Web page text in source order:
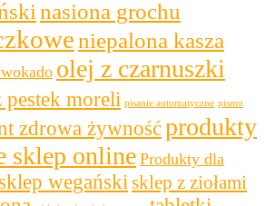
nasiona grochu
niepalona kasza
olej z czarnuszki
pestek moreli pisanie automatyczne pismo
zdrowa żywnośćprodukty
sklep online Produkty dla
sklep wegański sklep z ziołami